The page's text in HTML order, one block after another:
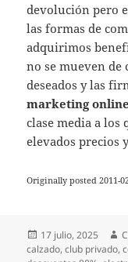
devolución pero
las formas de
adquirimos
no se mueven de
deseados y las
marketing online
clase media a los
elevados precios
Originally posted 2011-
Publicado
el
17 julio, 2025
calzado,club privado,